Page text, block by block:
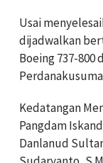
Usai
dijadwalkan
Boeing 737-800
Kedatangan
Pangdam
Danlanud